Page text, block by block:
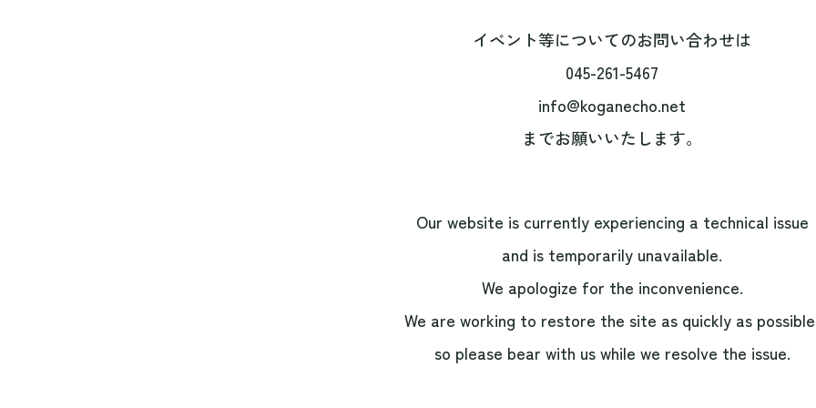
イベント等についてのお問い合わせは
045-261-5467
info@koganecho.net
までお願いいたします。
Our website is currently experiencing a technical issue
and is temporarily unavailable.
We apologize for the inconvenience.
We are working to restore the site as quickly as
so please bear with us while we resolve the issue.